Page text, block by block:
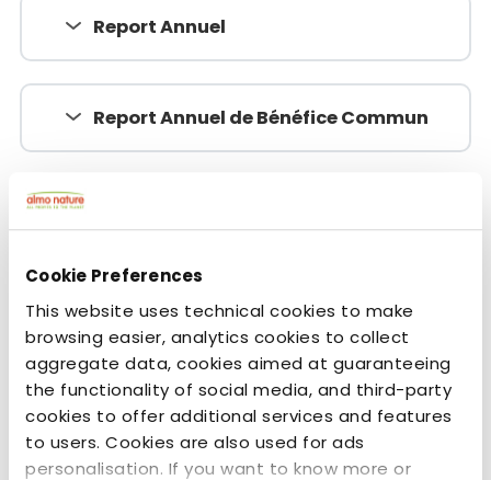
Cookie Preferences
This website uses technical cookies to make
browsing easier, analytics cookies to collect
aggregate data, cookies aimed at guaranteeing
the functionality of social media, and third-party
cookies to offer additional services and features
to users. Cookies are also used for ads
personalisation. If you want to know more or
Report Annuel
Report Annuel de Bénéfice Commun
Organisation
Basée à Gênes avec des bureaux en